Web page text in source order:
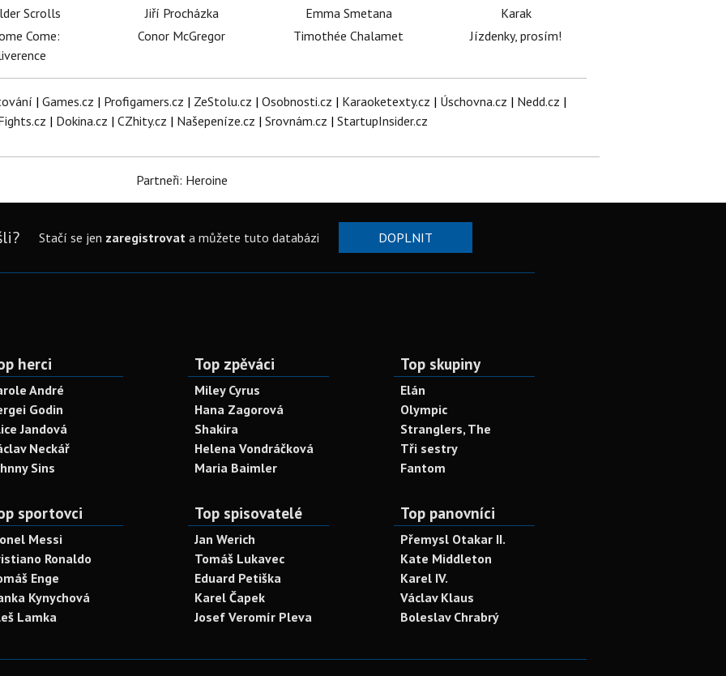
Scrolls
Come:
Jiří Procházka
Conor McGregor
Emma Smetana
Timothée Chalamet
Karak
Jízdenky, prosím!
| Games.cz | Profigamers.cz | ZeStolu.cz | Osobnosti.cz | Karaoketexty.cz | Úschovna.cz | Nedd.cz |
| Dokina.cz | CZhity.cz | Našepeníze.cz | Srovnám.cz | StartupInsider.cz
Partneři: Heroine
Stačí se jen zaregistrovata můžete tuto databázi DOPLNIT
herci
André
Godin
Jandová
Neckář
Sins
Top zpěváci
Miley Cyrus
Hana Zagorová
Shakira
Helena Vondráčková
Maria Baimler
Top skupiny
Elán
Olympic
Stranglers, The
Tři sestry
Fantom
sportovci
Messi
Ronaldo
Enge
Kynychová
Lamka
Top spisovatelé
Jan Werich
Tomáš Lukavec
Eduard Petiška
Karel Čapek
Josef Veromír Pleva
Top panovníci
Přemysl Otakar II.
Kate Middleton
Karel IV.
Václav Klaus
Boleslav Chrabrý